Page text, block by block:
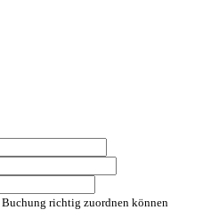
richtig zuordnen können